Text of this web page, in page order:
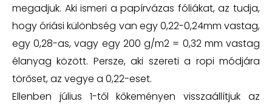
megadjuk. Aki ismeri a papírvázas fóliákat, az tudja,
hogy óriási különbség van egy 0,22-0,24mm vastag,
egy 0,28-as, vagy egy 200 g/m2 = 0,32 mm vastag
élanyag között. Persze, aki szereti a ropi módjára
törőset, az vegye a 0,22-eset.
Ellenben július 1-től kőkeményen visszaállítjuk az